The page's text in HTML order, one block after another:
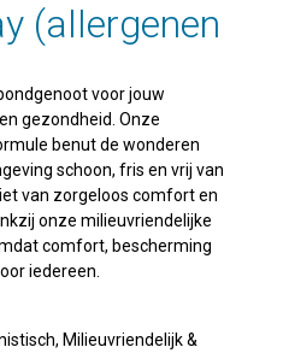
(allergenen
voor jouw
gezondheid. Onze
benut de wonderen
schoon, fris en vrij van
van zorgeloos comfort en
onze milieuvriendelijke
comfort, bescherming
iedereen.
Milieuvriendelijk &